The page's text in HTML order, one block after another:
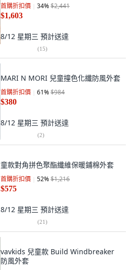
首購折扣價 34%$2,441
$1,603
8/12 星期三 預計送達
(15)
MARI N MORI 兒童撞色化纖防風外套
首購折扣價 61%$984
$380
8/12 星期三 預計送達
(2)
童款對角拼色聚酯纖維保暖鋪棉外套
首購折扣價 52%$1,216
$575
8/12 星期三 預計送達
(21)
vavkids 兒童款 Build Windbreaker
防風外套